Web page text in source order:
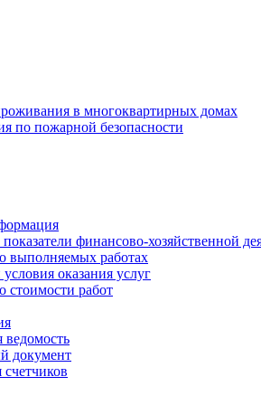
в многоквартирных домах
по пожарной безопасности
финансово-хозяйственной
выполняемых работах
оказания услуг
стоимости работ
ведомость
документ